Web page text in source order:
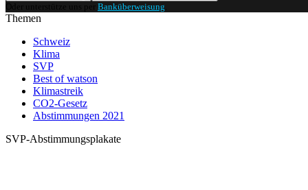
Oder unterstütze uns per Banküberweisung
Themen
Schweiz
Klima
SVP
Best of watson
Klimastreik
CO2-Gesetz
Abstimmungen 2021
SVP-Abstimmungsplakate